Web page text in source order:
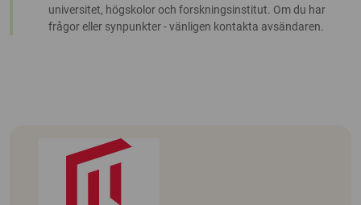
universitet, högskolor och forskningsinstitut. Om du har
frågor eller synpunkter - vänligen kontakta avsändaren.